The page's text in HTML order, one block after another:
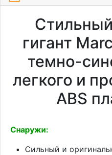
гигант
темно-
легкого и
ABS
Снаружи:
Сильный и